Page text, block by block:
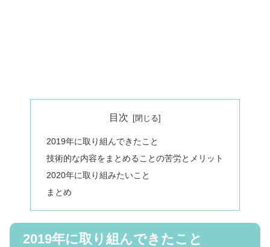
目次
2019年に取り組んできたこと
技術的な内容をまとめることの苦労とメリット
2020年に取り組みたいこと
まとめ
2019年に取り組んできたこと